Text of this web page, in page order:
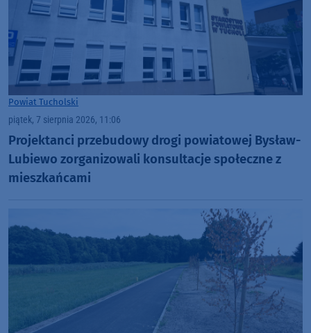
Powiat Tucholski
piątek, 7 sierpnia 2026, 11:06
Projektanci przebudowy drogi powiatowej Bysław-
Lubiewo zorganizowali konsultacje społeczne z
mieszkańcami